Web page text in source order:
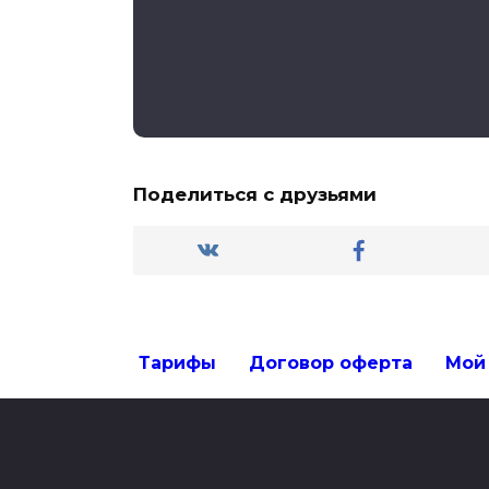
Поделиться с друзьями
Тарифы Договор оферта Мой